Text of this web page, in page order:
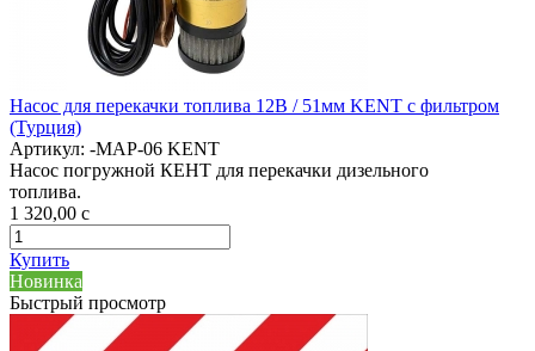
Насос для перекачки топлива 12В / 51мм KENT с фильтром
(Турция)
Артикул: -MAP-06 KENT
Насос погружной КЕНТ для перекачки дизельного
топлива.
1 320,00 c
Купить
Новинка
Быстрый просмотр